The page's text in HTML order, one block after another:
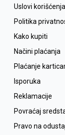
Uslovi
Politika
Kako kupiti
Načini plaćanja
Plaćanje
Isporuka
Reklamacije
Povraćaj
Pravo na